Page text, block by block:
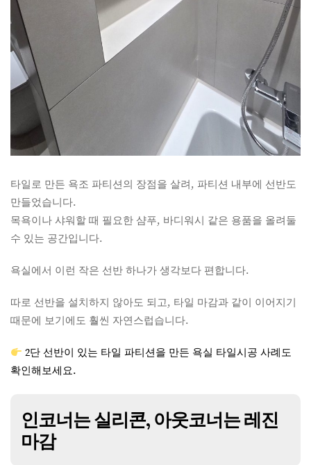
타일로 만든 욕조 파티션의 장점을 살려, 파티션 내부에 선반도
만들었습니다.
목욕이나 샤워할 때 필요한 샴푸, 바디워시 같은 용품을 올려둘
수 있는 공간입니다.
욕실에서 이런 작은 선반 하나가 생각보다 편합니다.
따로 선반을 설치하지 않아도 되고, 타일 마감과 같이 이어지기
때문에 보기에도 훨씬 자연스럽습니다.
2단 선반이 있는 타일 파티션을 만든 욕실 타일시공 사례도
확인해보세요.
인코너는 실리콘, 아웃코너는 레진
마감